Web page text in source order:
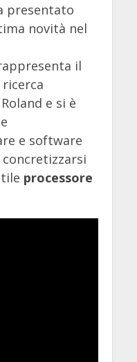
presentato
novità nel
il
e si è
e software
processore